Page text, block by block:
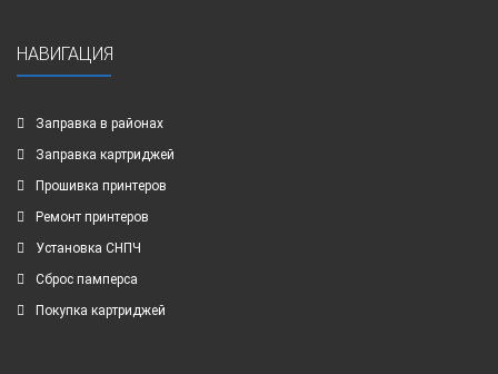
НАВИГАЦИЯ
Заправка в районах
Заправка картриджей
Прошивка принтеров
Ремонт принтеров
Установка СНПЧ
Сброс памперса
Покупка картриджей